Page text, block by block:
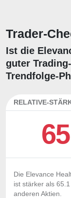
Trader-
Ist die
guter
Trendfolge-
65
Die Elevance
ist stärker als
anderen Aktien.